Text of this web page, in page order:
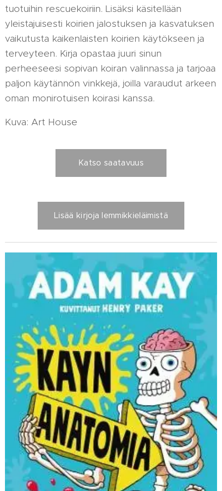
tuotuihin rescuekoiriin. Lisäksi käsitellään
yleistajuisesti koirien jalostuksen ja kasvatuksen
vaikutusta kaikenlaisten koirien käytökseen ja
terveyteen. Kirja opastaa juuri sinun
perheeseesi sopivan koiran valinnassa ja tarjoaa
paljon käytännön vinkkejä, joilla varaudut arkeen
oman monirotuisen koirasi kanssa.
Kuva: Art House
Katso saatavuus
Lisää kirjoja lemmikkieläimistä